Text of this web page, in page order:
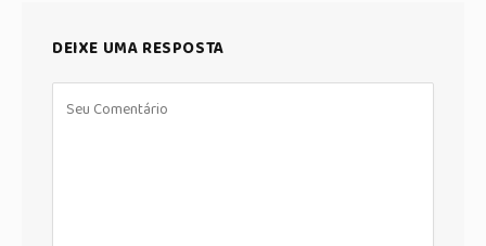
DEIXE UMA RESPOSTA